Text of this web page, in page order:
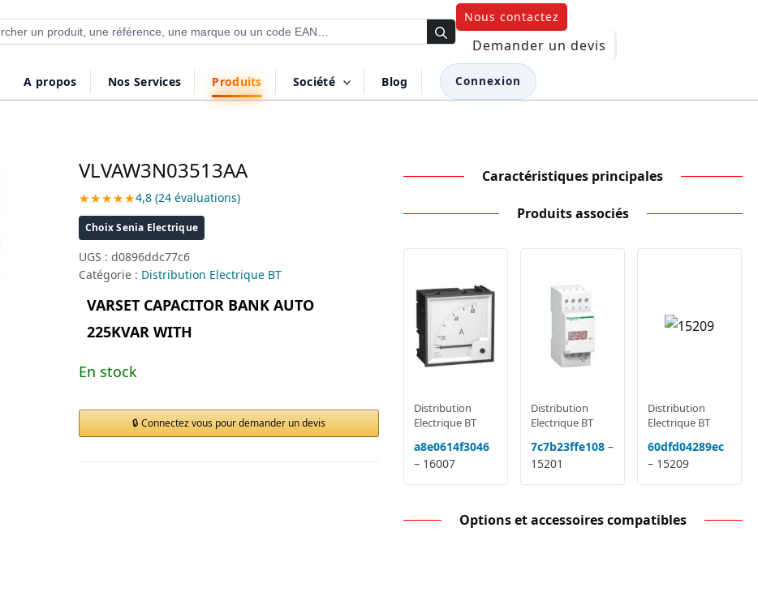
de produits
Nous contactez
Demander un devis
A propos Nos Services Produits Société Blog Connexion
VLVAW3N03513AA
★★★★★4,8 (24 évaluations)
Choix Senia Electrique
UGS : d0896ddc77c6
Catégorie : Distribution Electrique BT
VARSET CAPACITOR BANK AUTO
225KVAR WITH
En stock
Connectez vous pour demander un devis
Caractéristiques principales
Produits associés
Distribution
Electrique BT
a8e0614f3046
– 16007
Distribution
Electrique BT
7c7b23ffe108 –
15201
Distribution
Electrique BT
60dfd04289ec
– 15209
Options et accessoires compatibles